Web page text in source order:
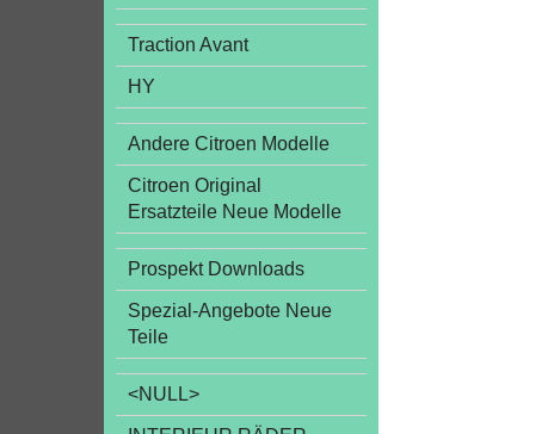
Traction Avant
HY
Andere Citroen Modelle
Citroen Original
Ersatzteile Neue Modelle
Prospekt Downloads
Spezial-Angebote Neue
Teile
<NULL>